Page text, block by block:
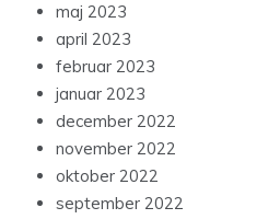
maj 2023
april 2023
februar 2023
januar 2023
december 2022
november 2022
oktober 2022
september 2022